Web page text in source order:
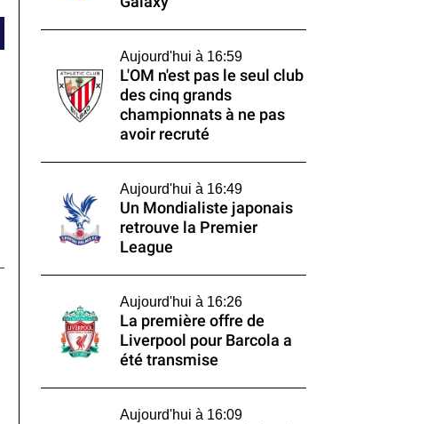
Aujourd'hui à 16:59
L'OM n'est pas le seul club
des cinq grands
championnats à ne pas
avoir recruté
Aujourd'hui à 16:49
Un Mondialiste japonais
retrouve la Premier
League
Aujourd'hui à 16:26
La première offre de
Liverpool pour Barcola a
été transmise
Aujourd'hui à 16:09